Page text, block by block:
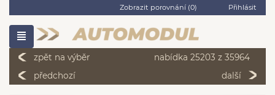
Zobrazit porovnání (0) Přihlásit
zpět na výběr
nabídka 25203 z 35964
předchozí
další